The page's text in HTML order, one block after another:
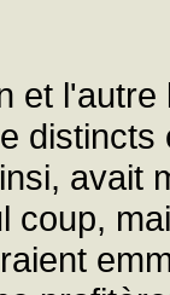
et
avait
coup,